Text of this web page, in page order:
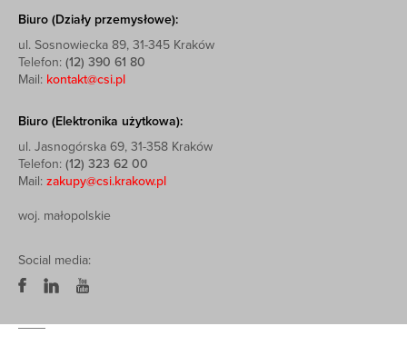
Biuro (Działy przemysłowe):
ul. Sosnowiecka 89, 31-345 Kraków
Telefon: (12) 390 61 80
Mail: kontakt@csi.pl
Biuro (Elektronika użytkowa):
ul. Jasnogórska 69, 31-358 Kraków
Telefon: (12) 323 62 00
Mail: zakupy@csi.krakow.pl
woj. małopolskie
Social media: